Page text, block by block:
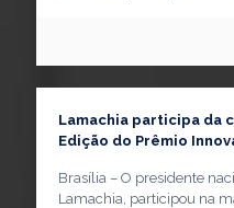
Lamachia participa da
Edição do Prêmio
Brasília – O presidente
Lamachia, participou na